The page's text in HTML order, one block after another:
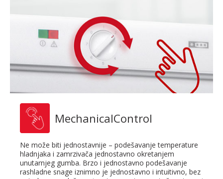
MechanicalControl
Ne može biti jednostavnije – podešavanje temperature
hladnjaka i zamrzivača jednostavno okretanjem
unutarnjeg gumba. Brzo i jednostavno podešavanje
rashladne snage iznimno je jednostavno i intuitivno, bez